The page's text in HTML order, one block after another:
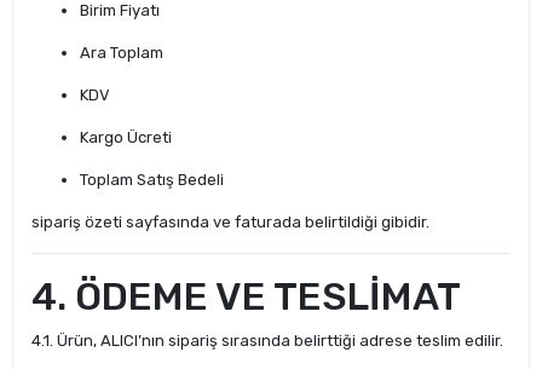
Birim Fiyatı
Ara Toplam
KDV
Kargo Ücreti
Toplam Satış Bedeli
sipariş özeti sayfasında ve faturada belirtildiği gibidir.
4. ÖDEME VE TESLİMAT
4.1. Ürün, ALICI’nın sipariş sırasında belirttiği adrese teslim edilir.